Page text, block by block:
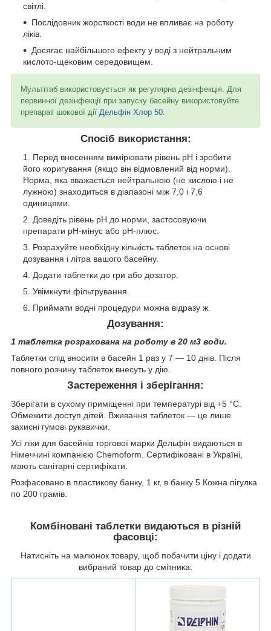
світлі.
Послідовник жорсткості води не впливає на роботу
ліків.
Досягає найбільшого ефекту у воді з нейтральним
кислото-щековим середовищем.
Мультітаб використовується як регулярна дезінфекція. Для
первинної дезінфекції при запуску басейну використовуйте
препарат шокової дії Дельфін Хлор 50
Спосіб використання:
Перед внесенням вимірювати рівень pH і зробити
його коригування (якщо він відмовлений від норми).
Норма, яка вважається нейтральною (не кислою і не
лужною) знаходиться в діапазоні між 7,0 і 7,6
одиницями.
Доведіть рівень pH до норми, застосовуючи
препарати pH-мінус або pH-плюс.
Розрахуйте необхідну кількість таблеток на основі
дозування і літра вашого басейну.
Додати таблетки до гри або дозатор.
Увімкнути фільтрування.
Приймати водні процедури можна відразу ж.
Дозування:
1 таблетка розрахована на роботу в 20 м3 води.
Таблетки слід вносити в басейн 1 раз у 7 — 10 днів. Після
повного розчину таблеток внесуть у дію.
Застереження і зберігання:
Зберігати в сухому приміщенні при температурі від +5 °C.
Обмежити доступ дітей. Вживання таблеток — це лише
захисні гумові рукавички.
Усі ліки для басейнів торгової марки Дельфін видаються в
Німеччині компанією Chemoform. Сертифіковані в Україні,
мають санітарні сертифікати.
Розфасовано в пластикову банку, 1 кг, в банку 5 Кожна пігулка
по 200 грамів.
Комбіновані таблетки видаються в різній
фасовці:
Натисніть на малюнок товару, щоб побачити ціну і додати
вибраний товар до смітника: